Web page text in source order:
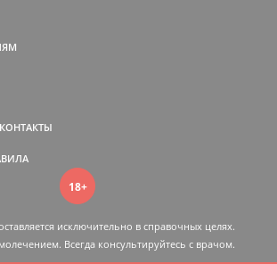
КОНТАКТЫ
18+
исключительно в справочных целях.
Всегда консультируйтесь c врачом.